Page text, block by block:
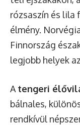
rózsaszín és lila
élmény.
Finnország
legjobb helyek
A tengeri
bálnales,
rendkívül